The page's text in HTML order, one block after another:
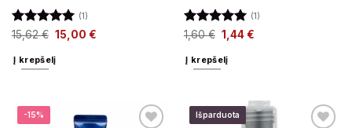
Įvertinimas:
(1)
15,62€ 15,00 €
Į krepšelį
Įvertinimas:
(1)
1,60€ 1,44€
Į krepšelį
-15% Išparduota